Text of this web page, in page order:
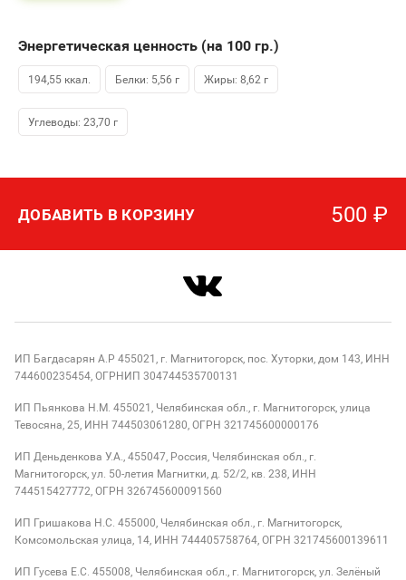
Энергетическая ценность (на 100гр.)
194,55 ккал. Белки: 5,56 г Жиры: 8,62 г
Углеводы: 23,70 г
ДОБАВИТЬ В КОРЗИНУ 500 ₽
ИП Багдасарян А.Р 455021, г. Магнитогорск, пос. Хуторки, дом 143, ИНН
744600235454, ОГРНИП 304744535700131
ИП Пьянкова Н.М. 455021, Челябинская обл., г. Магнитогорск, улица
Тевосяна, 25, ИНН 744503061280, ОГРН 321745600000176
ИП Деньденкова У.А., 455047, Россия, Челябинская обл., г.
Магнитогорск, ул. 50-летия Магнитки, д. 52/2, кв. 238, ИНН
744515427772, ОГРН 326745600091560
ИП Гришакова Н.С. 455000, Челябинская обл., г. Магнитогорск,
Комсомольская улица, 14, ИНН 744405758764, ОГРН 321745600139611
ИП Гусева Е.С. 455008, Челябинская обл., г. Магнитогорск, ул. Зелёный